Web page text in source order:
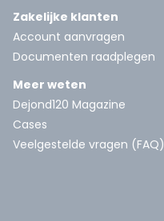
Zakelijke klanten
Account aanvragen
Documenten raadplegen
Meer weten
Dejond120 Magazine
Cases
Veelgestelde vragen (FAQ)